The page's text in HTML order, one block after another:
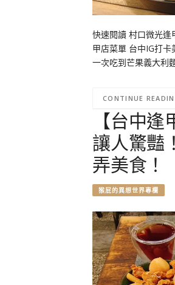
快速閱讀 村口微光逢
甲店菜單 台中IG打
一次吃到芒果義大利
CONTINUE
【台中
讓人驚豔
弄美食！
猴屁的異想世界專欄